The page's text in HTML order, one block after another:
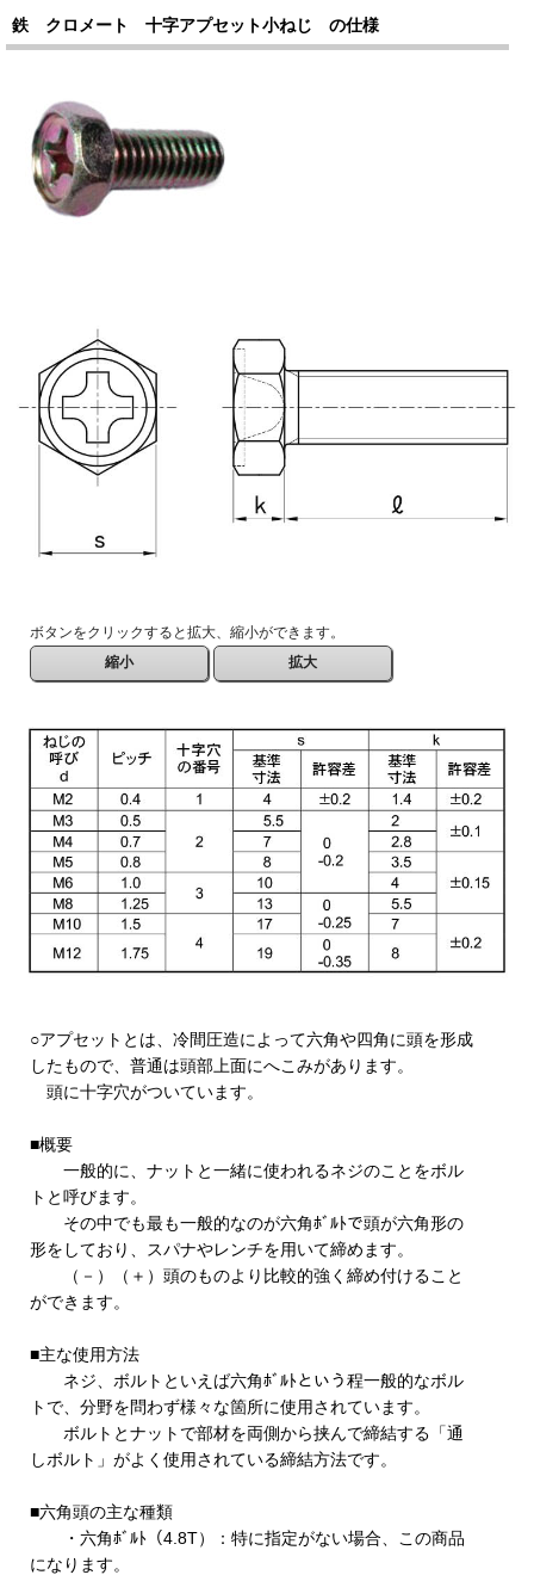
鉄 クロメート 十字アプセット小ねじ の仕様
ボタンをクリックすると拡大、縮小ができます。
○アプセットとは、冷間圧造によって六角や四角に頭を形成
したもので、普通は頭部上面にへこみがあります。
頭に十字穴がついています。
■概要
一般的に、ナットと一緒に使われるネジのことをボル
トと呼びます。
その中でも最も一般的なのが六角ﾎﾞﾙﾄで頭が六角形の
形をしており、スパナやレンチを用いて締めます。
（－）（＋）頭のものより比較的強く締め付けること
ができます。
■主な使用方法
ネジ、ボルトといえば六角ﾎﾞﾙﾄという程一般的なボル
トで、分野を問わず様々な箇所に使用されています。
ボルトとナットで部材を両側から挟んで締結する「通
しボルト」がよく使用されている締結方法です。
■六角頭の主な種類
・六角ﾎﾞﾙﾄ（4.8T）：特に指定がない場合、この商品
になります。